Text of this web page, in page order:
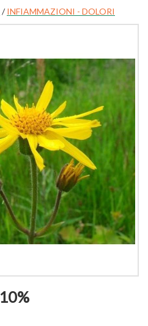
/INFIAMMAZIONI - DOLORI